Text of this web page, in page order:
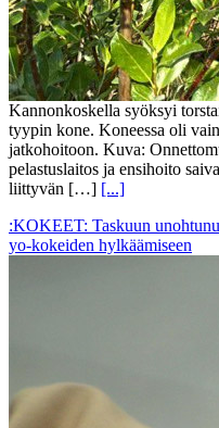
Kannonkoskella syöksyi
tyypin kone. Koneessa oli
jatkohoitoon. Kuva:
pelastuslaitos ja ensihoito
liittyvän […] [...]
:KOKEET: Taskuun
yo-kokeiden hylkäämiseen